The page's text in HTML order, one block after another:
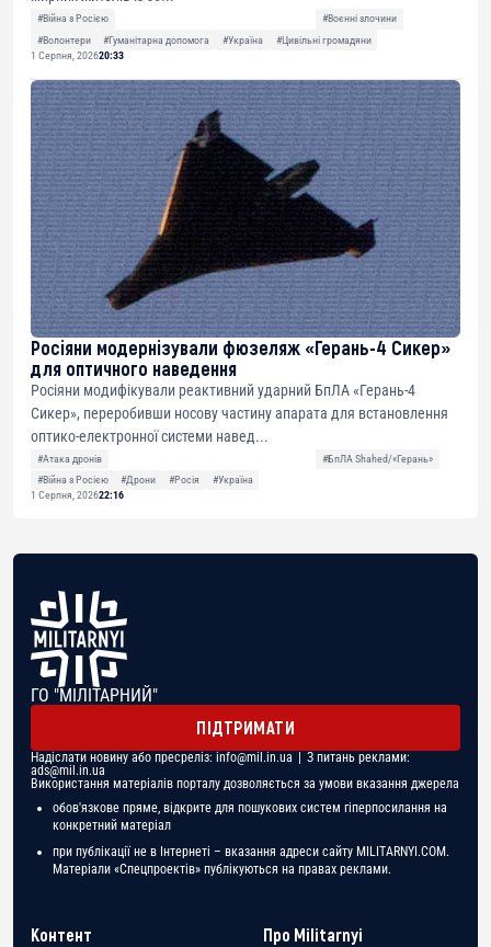
#Війна з Росією
#Воєнні злочини
#Волонтери
#Гуманітарна допомога #Україна
#Цивільні громадяни
1 Серпня, 202620:33
Росіяни модернізували фюзеляж «Герань-4 Сикер»
для оптичного наведення
Росіяни модифікували реактивний ударний БпЛА «Герань-4
Сикер», переробивши носову частину апарата для встановлення
оптико-електронної системи навед...
#Атака дронів
#БпЛА Shahed/«Герань»
#Війна з Росією
#Дрони #Росія
#Україна
1 Серпня, 202622:16
ГО "МІЛІТАРНИЙ"
ПІДТРИМАТИ
Надіслати новину або пресреліз: info@mil.in.ua | З питань реклами:
ads@mil.in.ua
Використання матеріалів порталу дозволяється за умови вказання джерела
обов'язкове пряме, відкрите для пошукових систем гіперпосилання на
конкретний матеріал
при публікації не в Інтернеті – вказання адреси сайту MILITARNYI.COM.
Матеріали «Спецпроектів» публікуються на правах реклами.
Контент Про Militarnyi